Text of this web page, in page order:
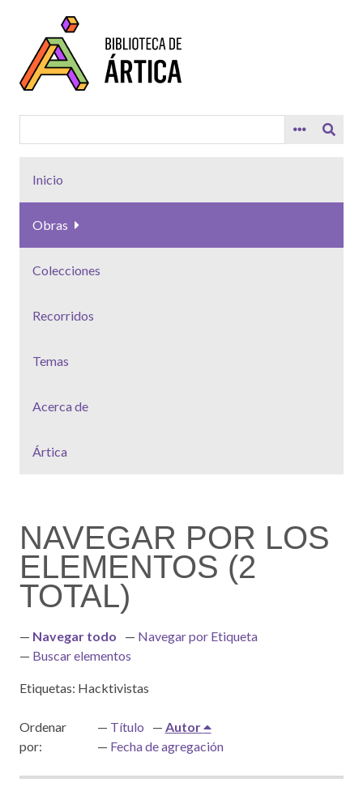
contenido
principal
Inicio
Obras
Colecciones
Recorridos
Temas
Acerca de
Ártica
NAVEGAR POR LOS
ELEMENTOS (2
TOTAL)
Navegar todo
Navegar por Etiqueta
Buscar elementos
Etiquetas: Hacktivistas
Ordenar
por:
Título
Autor
Fecha de agregación